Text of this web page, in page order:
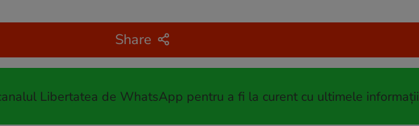
Share
Libertatea de WhatsApp pentru a fi la curent cu ultimele informații